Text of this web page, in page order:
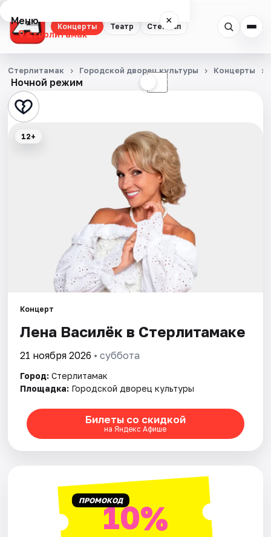
Концерты Театр Стендап
Меню ×
Стерлитамак
Концерты
Театр
Стендап
Рейтинги
Ночной режим ☾
Стерлитамак Городской дворец культуры Концерты
12+
Концерт
Лена Василёк в Стерлитамаке
21 ноября 2026 • суббота
Город: Стерлитамак
Площадка: Городской дворец культуры
Билеты со скидкой
на Яндекс Афише
ПРОМОКОД10%